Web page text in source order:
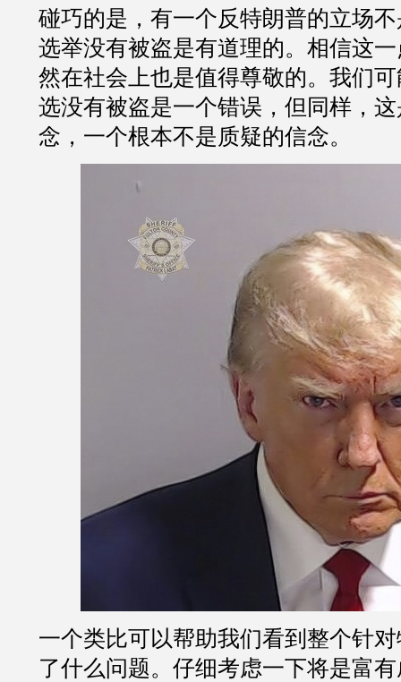
碰巧的是，有一个反特朗普的立场
选举没有被盗是有道理的。相信这
然在社会上也是值得尊敬的。我们
选没有被盗是一个错误，但同样，
念，一个根本不是质疑的信念。
一个类比可以帮助我们看到整个针
了什么问题。仔细考虑一下将是富